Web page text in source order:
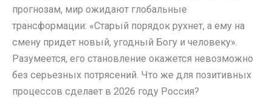
прогнозам, мир ожидают глобальные
трансформации: «Старый порядок рухнет, а ему на
смену придет новый, угодный Богу и человеку».
Разумеется, его становление окажется невозможно
без серьезных потрясений. Что же для позитивных
процессов сделает в 2026 году Россия?